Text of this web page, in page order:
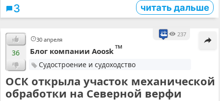
3 читать дальше
30 апреля
237
36 Блог компании Aoosk™
Судостроение и судоходство
ОСК открыла участок механической
обработки на Северной верфи